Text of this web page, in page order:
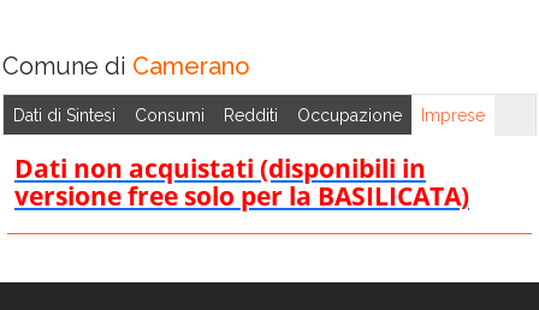
Comune di Camerano
Dati di Sintesi Consumi Redditi Occupazione Imprese
Dati non acquistati (disponibili in
versione free solo per la BASILICATA)